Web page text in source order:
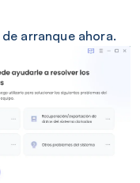
arranque ahora.